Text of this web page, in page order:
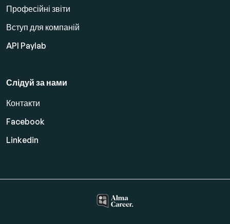
Професійні звіти
Вступ для компаній
API Paylab
Слідуй за нами
Контакти
Facebook
Linkedin